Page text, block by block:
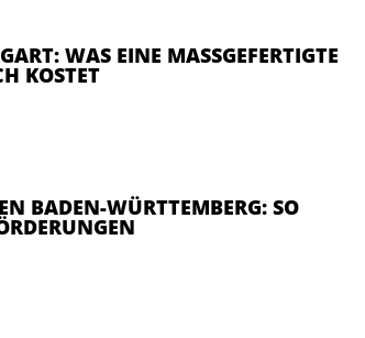
WAS EINE MASSGEFERTIGTE T
KOSTET
BADEN-WÜRTTEMBERG: SO